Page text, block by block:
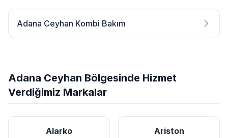
Adana Ceyhan Kombi Bakım
Adana Ceyhan Bölgesinde Hizmet
Verdiğimiz Markalar
Alarko Ariston